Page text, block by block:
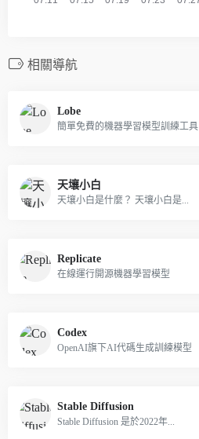
相關導航
Lobe
簡單免費的機器學習模型訓練工具
天壤小白
天壤小白是什麼？ 天壤小白是...
Replicate
在線運行開源機器學習模型
Codex
OpenAI旗下AI代碼生成訓練模型
Stable Diffusion
Stable Diffusion 是於2022年...